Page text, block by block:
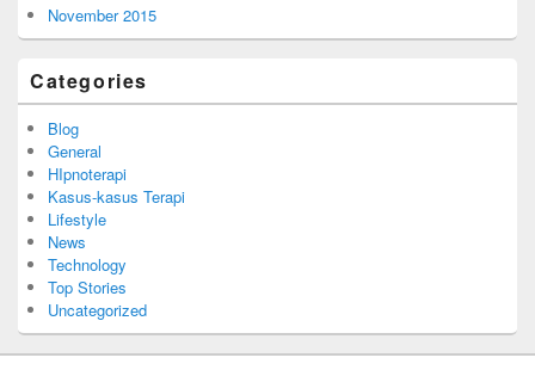
November 2015
Categories
Blog
General
HIpnoterapi
Kasus-kasus Terapi
Lifestyle
News
Technology
Top Stories
Uncategorized